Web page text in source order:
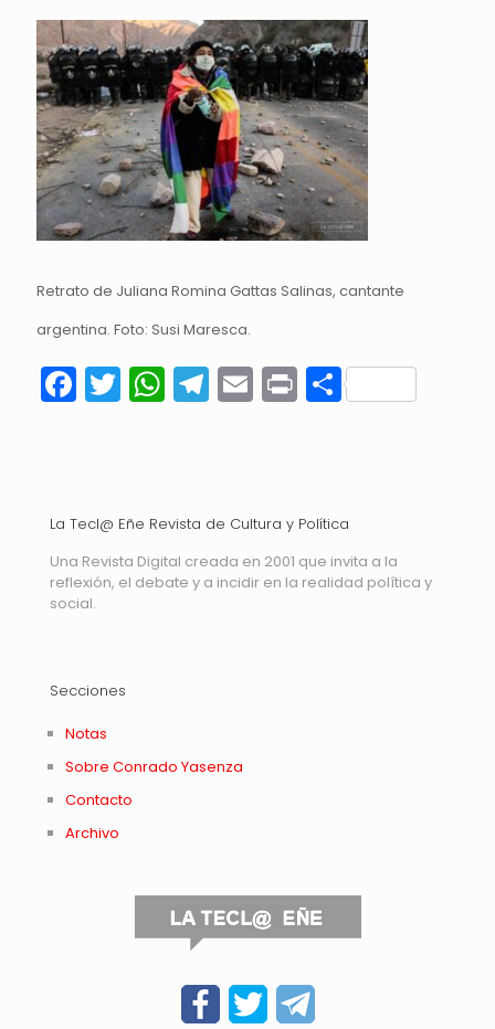
Retrato de Juliana Romina Gattas Salinas, cantante
argentina. Foto: Susi Maresca.
Facebook
Twitter
WhatsApp
Telegram
Email
Print
La Tecl@ Eñe Revista de Cultura y Política
Una Revista Digital creada en 2001 que invita a la
reflexión, el debate y a incidir en la realidad política y
social.
Secciones
Notas
Sobre Conrado Yasenza
Contacto
Archivo